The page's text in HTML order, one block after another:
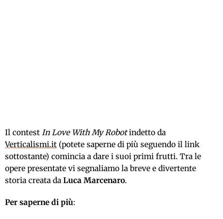
Il contest In Love With My Robotindetto da
Verticalismi.it (potete saperne di più seguendo il link
sottostante) comincia a dare i suoi primi frutti. Tra le
opere presentate vi segnaliamo la breve e divertente
storia creata da Luca Marcenaro.
Per saperne di più: